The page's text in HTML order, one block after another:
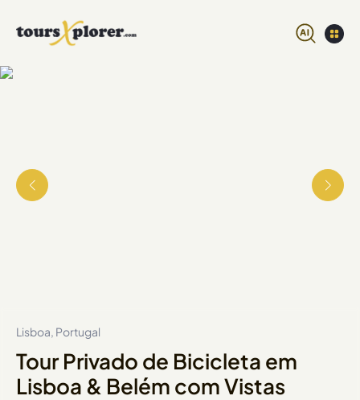
Lisboa, Portugal
Tour Privado de Bicicleta em
Lisboa & Belém com Vistas